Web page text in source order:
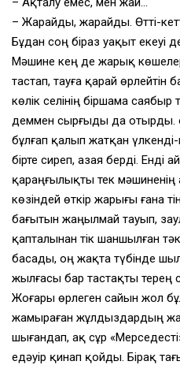
– Жарайды, жарайды. Өтті-
Бұдан соң біраз уақыт екеуі
Мәшине кең де жарық
тастап, тауға қарай өрлейтін
көлік селінің біршама
деммен сырғыды да отырды.
бұлғап қалып жатқан үлкенді-
бірте сиреп, азая берді. Енді
қараңғылықты тек
көзіндей өткір жарығы ғана
бағытын жаңылмай тауып,
қапталынан тік шаншылған
басады, оң жақта түбінде
жылғасы бар тастақты
Жоғары өрлеген сайын жол
жамыраған жұлдыздардың
шығандап, ақ сұр
едәуір қинап қойды. Бірақ